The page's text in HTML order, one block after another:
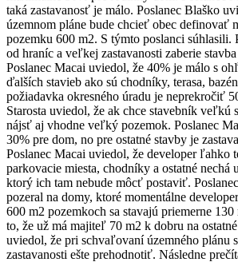
taká zastavanosť je málo. Poslanec Blaško
územnom pláne bude chcieť obec definovať
pozemku 600 m2. S týmto poslanci súhlasili.
od hraníc a veľkej zastavanosti zaberie
Poslanec Macai uviedol, že 40% je málo s
ďalších stavieb ako sú chodníky, terasa,
požiadavka okresného úradu je neprekročiť
Starosta uviedol, že ak chce stavebník veľkú
nájsť aj vhodne veľký pozemok. Poslanec
30% pre dom, no pre ostatné stavby je
Poslanec Macai uviedol, že developer ľahko
parkovacie miesta, chodníky a ostatné nechá
ktorý ich tam nebude môcť postaviť.
pozeral na domy, ktoré momentálne
600 m2 pozemkoch sa stavajú priemerne
to, že už má majiteľ 70 m2 k dobru na
uviedol, že pri schvaľovaní územného plánu
zastavanosti ešte prehodnotiť. Následne